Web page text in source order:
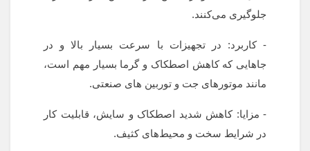
جلوگیری می‌کنند.
- کاربرد: در تجهیزات با سرعت بسیار بالا و در
جاهایی که کاهش اصطکاک و گرما بسیار مهم است،
مانند موتورهای جت و توربین های صنعتی.
- مزایا: کاهش شدید اصطکاک و سایش، قابلیت کار
در شرایط سخت و محیط‌های کثیف.